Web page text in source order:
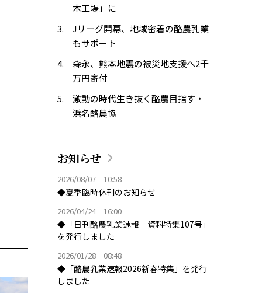
木工場」に
Jリーグ開幕、地域密着の酪農乳業
もサポート
森永、熊本地震の被災地支援へ2千
万円寄付
激動の時代生き抜く酪農目指す・
浜名酪農協
お知らせ
2026/08/07 10:58
◆夏季臨時休刊のお知らせ
2026/04/24 16:00
◆「日刊酪農乳業速報 資料特集107号」
を発行しました
2026/01/28 08:48
◆「酪農乳業速報2026新春特集」を発行
しました